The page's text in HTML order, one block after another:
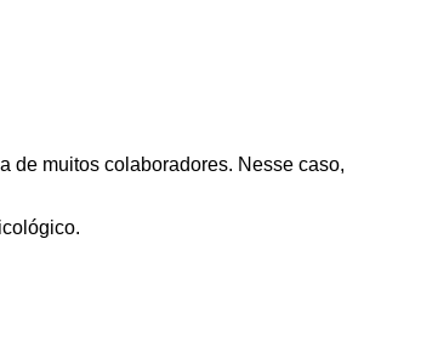
de muitos colaboradores. Nesse caso,